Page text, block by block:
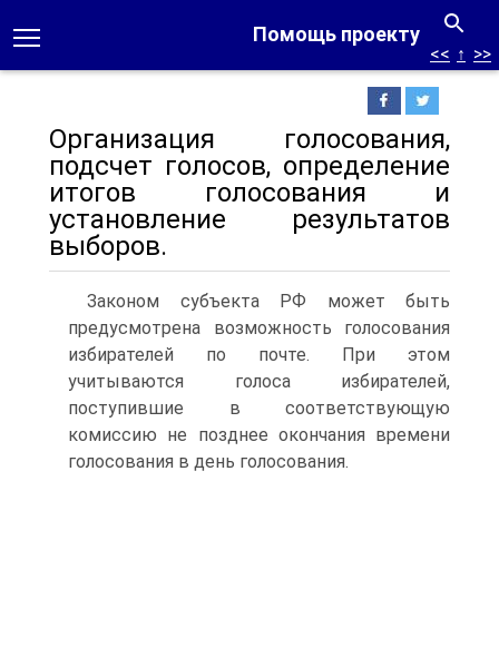
Помощь проекту
<< ↑ >>
Организация голосования,
подсчет голосов, определение
итогов голосования и
установление результатов
выборов.
Законом субъекта РФ может быть
предусмотрена возможность голосования
избирателей по почте. При этом
учитываются голоса избирателей,
поступившие в соответствующую
комиссию не позднее окончания времени
голосования в день голосования.